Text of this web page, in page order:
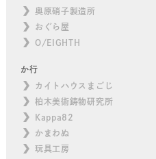
奥原硝子製造所
おぐら屋
O/EIGHTH
か行
カイトハウスまごじ
柏木美術鋳物研究所
Kappa82
かまわぬ
玩具工房